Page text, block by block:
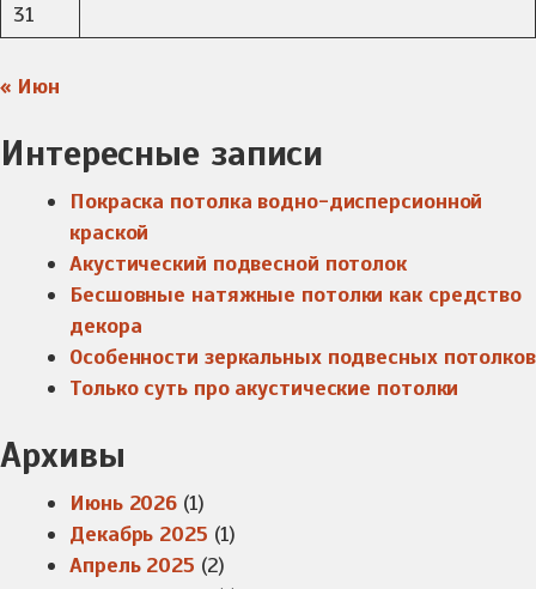
31
« Июн
Интересные записи
Покраска потолка водно-дисперсионной
краской
Акустический подвесной потолок
Бесшовные натяжные потолки как средство
декора
Особенности зеркальных подвесных потолков
Только суть про акустические потолки
Архивы
Июнь 2026 (1)
Декабрь 2025 (1)
Апрель 2025 (2)